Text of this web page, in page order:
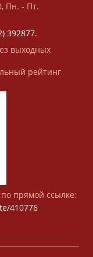
Пн. - Пт.
392877.
выходных
рейтинг
по прямой ссылке:
410776